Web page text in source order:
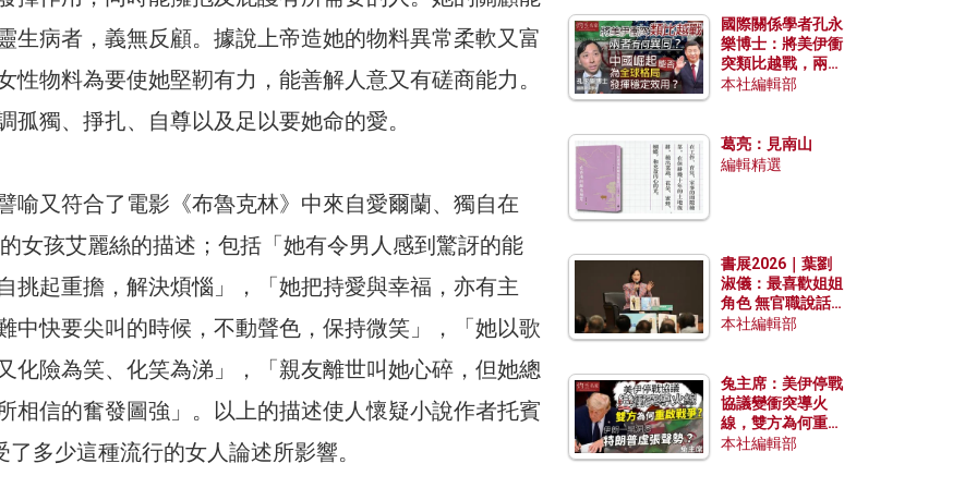
生病者，義無反顧。據說上帝造她的物料異常柔軟又富
性物料為要使她堅靭有力，能善解人意又有磋商能力。
孤獨、掙扎、自尊以及足以要她命的愛。
喻又符合了電影《布魯克林》中來自愛爾蘭、獨自在
女孩艾麗絲的描述；包括「她有令男人感到驚訝的能
挑起重擔，解決煩惱」，「她把持愛與幸福，亦有主
中快要尖叫的時候，不動聲色，保持微笑」，「她以歌
化險為笑、化笑為涕」，「親友離世叫她心碎，但她總
相信的奮發圖強」。以上的描述使人懷疑小說作者托賓
多少這種流行的女人論述所影響。
國際關係學者孔永
樂博士：將美伊衝
突類比越戰，兩者
有何異同？中國崛
本社編輯部
葛亮：見南山
編輯精選
書展2026｜葉劉
淑儀：最喜歡姐姐
角色 無官職說話
包袱少
本社編輯部
兔主席：美伊停戰
協議變衝突導火
線，雙方為何重啟
戰爭？伊朗一早洞
本社編輯部